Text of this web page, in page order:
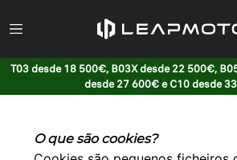
T03 desde 18 500€, B03X desde 22 500€,
desde 27 600€ e C10 desde
O que são cookies?